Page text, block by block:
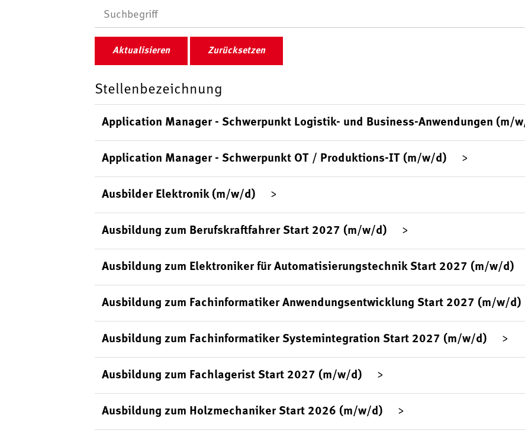
Aktualisieren Zurücksetzen
Stellenbezeichnung
Application Manager - Schwerpunkt Logistik- und Business-Anwendungen (m/
Application Manager - Schwerpunkt OT / Produktions-IT (m/w/d)
Ausbilder Elektronik (m/w/d)
Ausbildung zum Berufskraftfahrer Start 2027 (m/w/d)
Ausbildung zum Elektroniker für Automatisierungstechnik Start 2027 (m/w/d)
Ausbildung zum Fachinformatiker Anwendungsentwicklung Start 2027 (m/w/d)
Ausbildung zum Fachinformatiker Systemintegration Start 2027 (m/w/d)
Ausbildung zum Fachlagerist Start 2027 (m/w/d)
Ausbildung zum Holzmechaniker Start 2026 (m/w/d)